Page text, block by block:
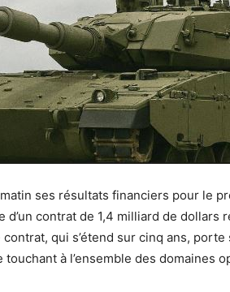
ses résultats financiers pour le
d’un contrat de 1,4 milliard de dollars
qui s’étend sur cinq ans,
à l’ensemble des domaines